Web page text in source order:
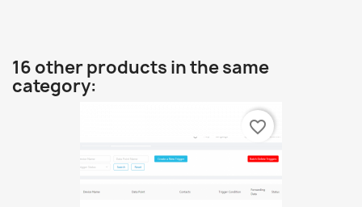
16 other products in the same
category:
favorite_border